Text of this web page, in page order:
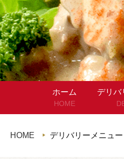
ホーム
HOME
デリバ
HOME デリバリーメニュー